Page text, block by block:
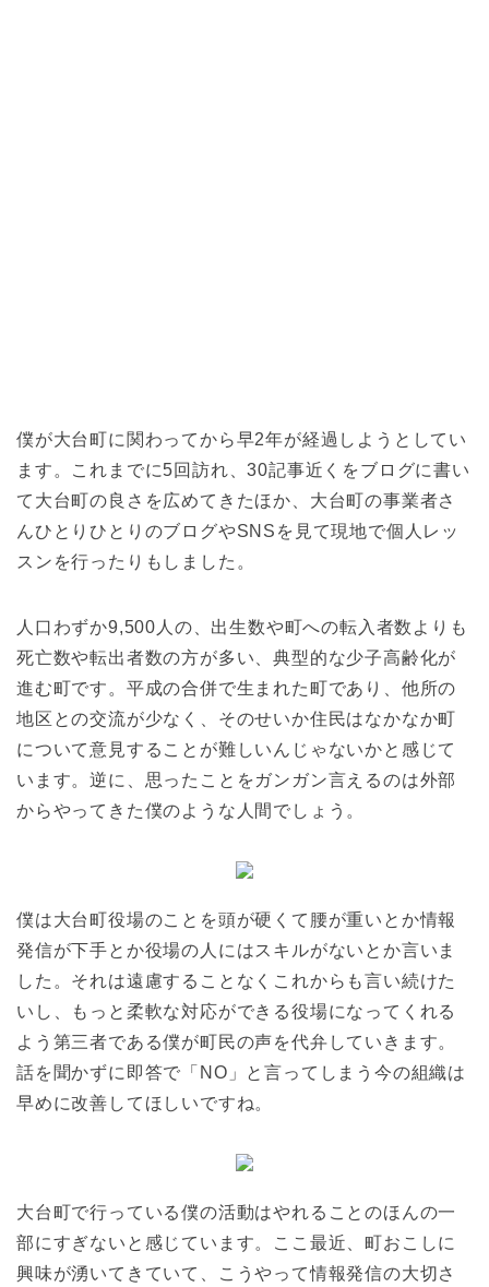
僕が大台町に関わってから早2年が経過しようとしてい
ます。これまでに5回訪れ、30記事近くをブログに書い
て大台町の良さを広めてきたほか、大台町の事業者さ
んひとりひとりのブログやSNSを見て現地で個人レッ
スンを行ったりもしました。
人口わずか9,500人の、出生数や町への転入者数よりも
死亡数や転出者数の方が多い、典型的な少子高齢化が
進む町です。平成の合併で生まれた町であり、他所の
地区との交流が少なく、そのせいか住民はなかなか町
について意見することが難しいんじゃないかと感じて
います。逆に、思ったことをガンガン言えるのは外部
からやってきた僕のような人間でしょう。
僕は大台町役場のことを頭が硬くて腰が重いとか情報
発信が下手とか役場の人にはスキルがないとか言いま
した。それは遠慮することなくこれからも言い続けた
いし、もっと柔軟な対応ができる役場になってくれる
よう第三者である僕が町民の声を代弁していきます。
話を聞かずに即答で「NO」と言ってしまう今の組織は
早めに改善してほしいですね。
大台町で行っている僕の活動はやれることのほんの一
部にすぎないと感じています。ここ最近、町おこしに
興味が湧いてきていて、こうやって情報発信の大切さ